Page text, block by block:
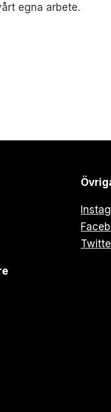
egna arbete.